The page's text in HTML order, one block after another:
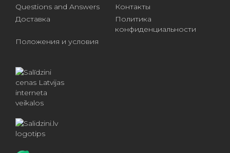
Questions and Answers
Контакты
Доставка
Политика
конфиденциальности
Положения и условия